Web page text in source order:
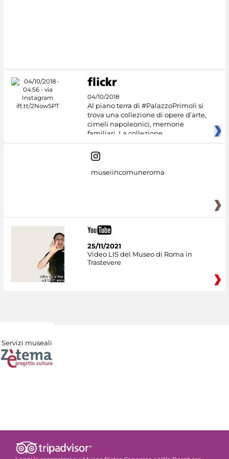
04/10/2018
Al piano terra di #PalazzoPrimoli si
trova una collezione di opere d’arte,
cimeli napoleonici, memorie
familiari. La collezione
museiincomuneroma
25/11/2021
Video LIS del Museo di Roma in
Trastevere
Servizi museali